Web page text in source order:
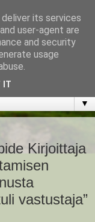
muuttaa
▼
Kirjoittaja
vastustaja”
its services
user-agent are
and security
usage
IT